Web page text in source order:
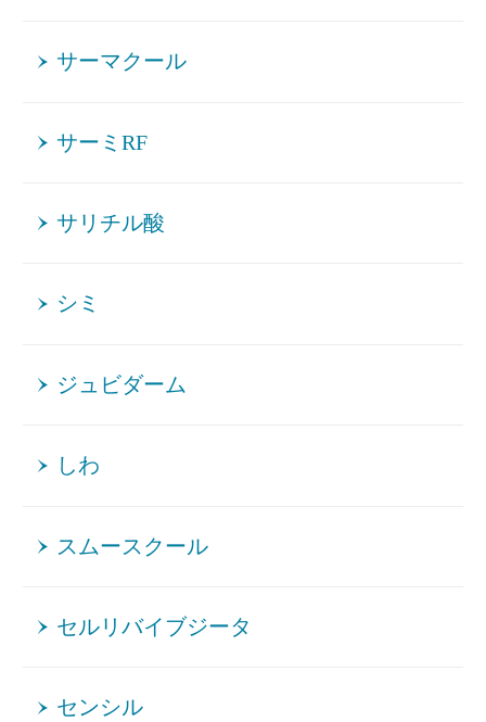
サーマクール
サーミRF
サリチル酸
シミ
ジュビダーム
しわ
スムースクール
セルリバイブジータ
センシル